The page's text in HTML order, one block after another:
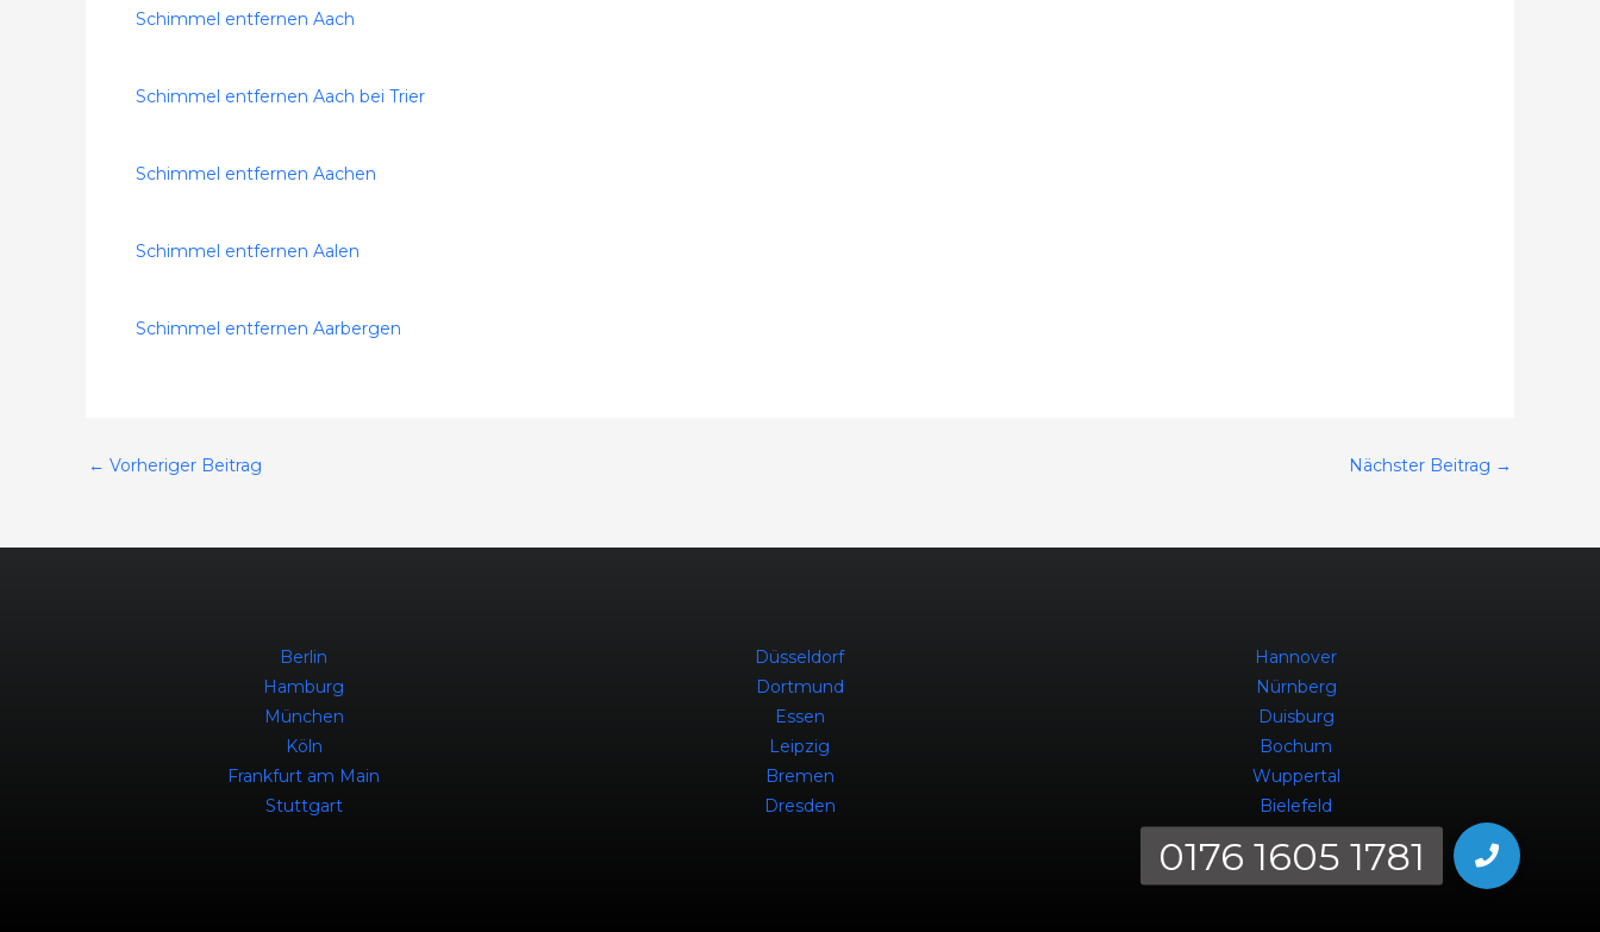
Schimmel entfernen Aach
Schimmel entfernen Aach bei Trier
Schimmel entfernen Aachen
Schimmel entfernen Aalen
Schimmel entfernen Aarbergen
← Vorheriger Beitrag Nächster Beitrag →
Berlin
Hamburg
München
Köln
Frankfurt am Main
Stuttgart
Düsseldorf
Dortmund
Essen
Leipzig
Bremen
Dresden
Hannover
Nürnberg
Duisburg
Bochum
Wuppertal
Bielefeld